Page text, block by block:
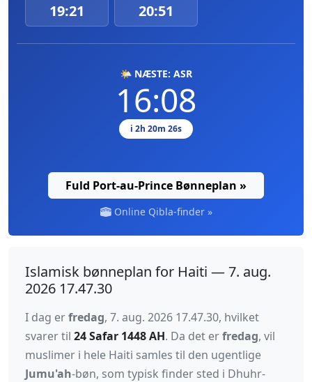
19:21 20:51
🌤️ NÆSTE: ASR
16:08
i 2h 20m 25s
Fuld Port-au-Prince Bønneplan »
Online Qibla-finder »
Islamisk bønneplan for Haiti — 7. aug.
2026 17.47.30
I dag erfredag, 7. aug. 2026 17.47.30, hvilket
svarer til 24 Safar 1448 AH. Da det erfredag, vil
muslimer i hele Haiti samles til den ugentlige
Jumu'ah-bøn, som typisk finder sted i Dhuhr-